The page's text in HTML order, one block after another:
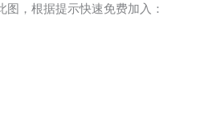
，根据提示快速免费加入：